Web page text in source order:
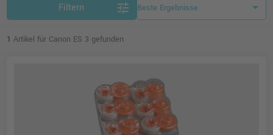
Filtern tune
1 Artikel für Canon ES 3 gefunden